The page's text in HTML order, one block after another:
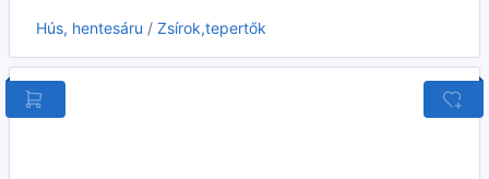
Hús, hentesáru / Zsírok,tepertők